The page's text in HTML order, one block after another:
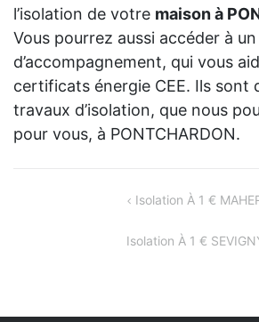
l’isolation de votre maison à
Vous pourrez aussi accéder à
d’accompagnement, qui vous
certificats énergie CEE. Ils sont
travaux d’isolation, que nous
pour vous, à PONTCHARDON.
Isolation À 1 €
Isolation À 1 €